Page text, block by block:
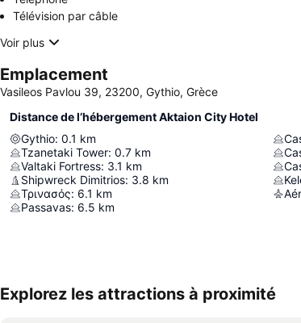
Télévision par câble
Voir plus
Emplacement
Vasileos Pavlou 39, 23200, Gythio, Grèce
Distance de l’hébergement Aktaion City Hotel
Gythio: 0.1 km
Tzanetaki Tower: 0.7 km
Valtaki Fortress: 3.1 km
Shipwreck Dimitrios: 3.8 km
Τρινασός: 6.1 km
Passavas: 6.5 km
Explorez les attractions à proximité